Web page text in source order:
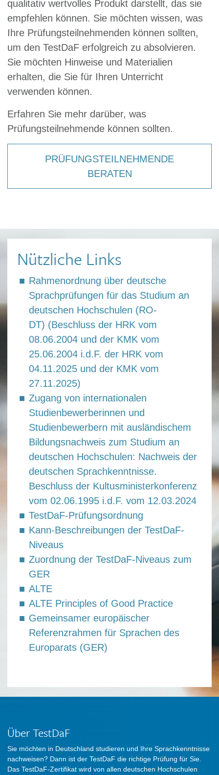
qualitativ wertvolles Produkt darstellt, das sie
empfehlen können. Sie möchten wissen, was
Ihre Prüfungsteilnehmenden können sollten,
um den TestDaF erfolgreich zu absolvieren.
Sie möchten Hinweise und Materialien
erhalten, die Sie für Ihren Unterricht
verwenden können.
Erfahren Sie mehr darüber, was
Prüfungsteilnehmende können sollten.
PRÜFUNGSTEILNEHMENDE
BERATEN
Nützliche Links
Rahmenordnung über deutsche
Sprachprüfungen für das Studium an
deutschen Hochschulen (RO-
DT) (Beschluss der HRK vom
08.06.2004 und der KMK vom
25.06.2004 i.d.F. der HRK vom
04.11.2025 und der KMK vom
27.11.2025)
Zugang von internationalen
Studienbewerberinnen und
Studienbewerbern mit ausländischem
Bildungsnachweis zum Studium an
deutschen Hochschulen: Nachweis der
deutschen Sprachkenntnisse.
Beschluss der Kultusministerkonferenz
vom 02.06.1995 i.d.F. vom 12.03.2024
TestDaF-Prüfungsordnung
Kann-Beschreibungen der TestDaF-
Niveaus
Zuordnung der TestDaF-Niveaus zum
GER
ALTE
ALTE Principles of Good Practice
Gemeinsamer europäischer
Referenzrahmen für Sprachen des
Europarats (GER)
Über TestDaF
Sie möchten in Deutschland studieren und Ihre Sprachkenntnisse
nachweisen? Dann ist der TestDaF die richtige Prüfung für Sie.
Das TestDaF-Zertifikat wird von allen deutschen Hochschulen